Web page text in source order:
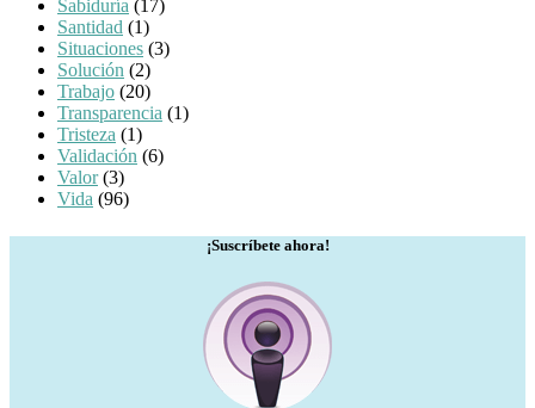
Sabiduría (17)
Santidad (1)
Situaciones (3)
Solución (2)
Trabajo (20)
Transparencia (1)
Tristeza (1)
Validación (6)
Valor(3)
Vida (96)
¡Suscríbete ahora!